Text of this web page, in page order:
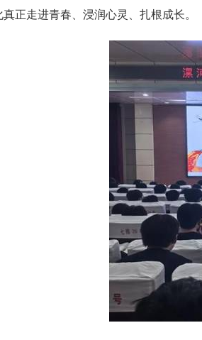
正走进青春、浸润心灵、扎根成长。